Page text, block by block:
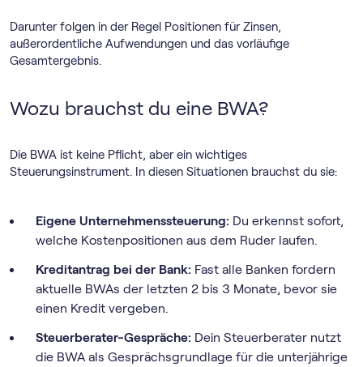
Darunter folgen in der Regel Positionen für Zinsen,
außerordentliche Aufwendungen und das vorläufige
Gesamtergebnis.
Wozu brauchst du eine BWA?
Die BWA ist keine Pflicht, aber ein wichtiges
Steuerungsinstrument. In diesen Situationen brauchst du sie:
Eigene Unternehmenssteuerung: Du erkennst sofort,
welche Kostenpositionen aus dem Ruder laufen.
Kreditantrag bei der Bank: Fast alle Banken fordern
aktuelle BWAs der letzten 2 bis 3 Monate, bevor sie
einen Kredit vergeben.
Steuerberater-Gespräche: Dein Steuerberater nutzt
die BWA als Gesprächsgrundlage für die unterjährige